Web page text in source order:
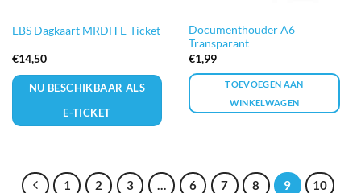
EBS Dagkaart MRDH E-Ticket
€14,50
NU BESCHIKBAAR ALS
E-TICKET
Documenthouder A6
Transparant
€1,99
TOEVOEGEN AAN
WINKELWAGEN
1 2 3 … 6 7 8 9
10